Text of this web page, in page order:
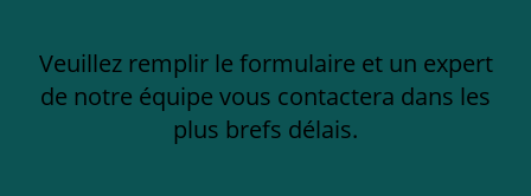
Veuillez remplir le formulaire et un expert
de notre équipe vous contactera dans les
plus brefs délais.